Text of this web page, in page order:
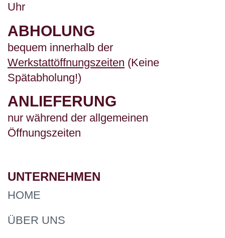
Uhr
ABHOLUNG
bequem innerhalb der
Werkstattöffnungszeiten (Keine
Spätabholung!)
ANLIEFERUNG
nur während der allgemeinen
Öffnungszeiten
UNTERNEHMEN
HOME
ÜBER UNS